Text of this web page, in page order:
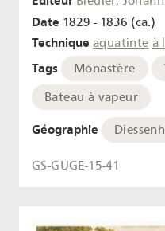
Date 1829 - 1836 (ca.)
Technique aquatinte à
Tags Monastère
Bateau à vapeur
Géographie
GS-GUGE-15-41